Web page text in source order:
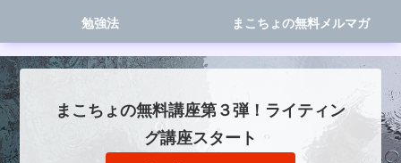
勉強法 まこちょの無料メルマガ
まこちょの無料講座第３弾！ライティン
グ講座スタート